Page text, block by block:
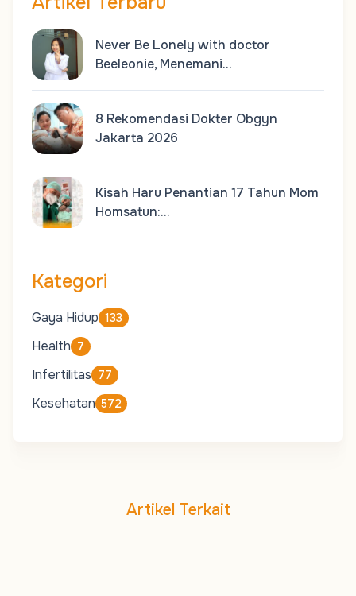
Never Be Lonely with doctor
Beeleonie, Menemani…
8 Rekomendasi Dokter Obgyn
Jakarta 2026
Kisah Haru Penantian 17 Tahun Mom
Homsatun:…
Kategori
Gaya Hidup 133
Health 7
Infertilitas 77
Kesehatan 572
Artikel Terkait